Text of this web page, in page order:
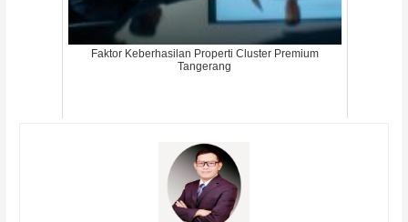
Faktor Keberhasilan Properti Cluster Premium
Tangerang